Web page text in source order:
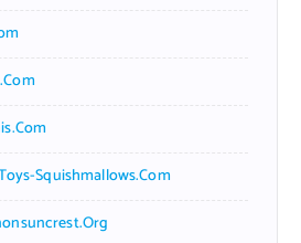
Squishmallows.com